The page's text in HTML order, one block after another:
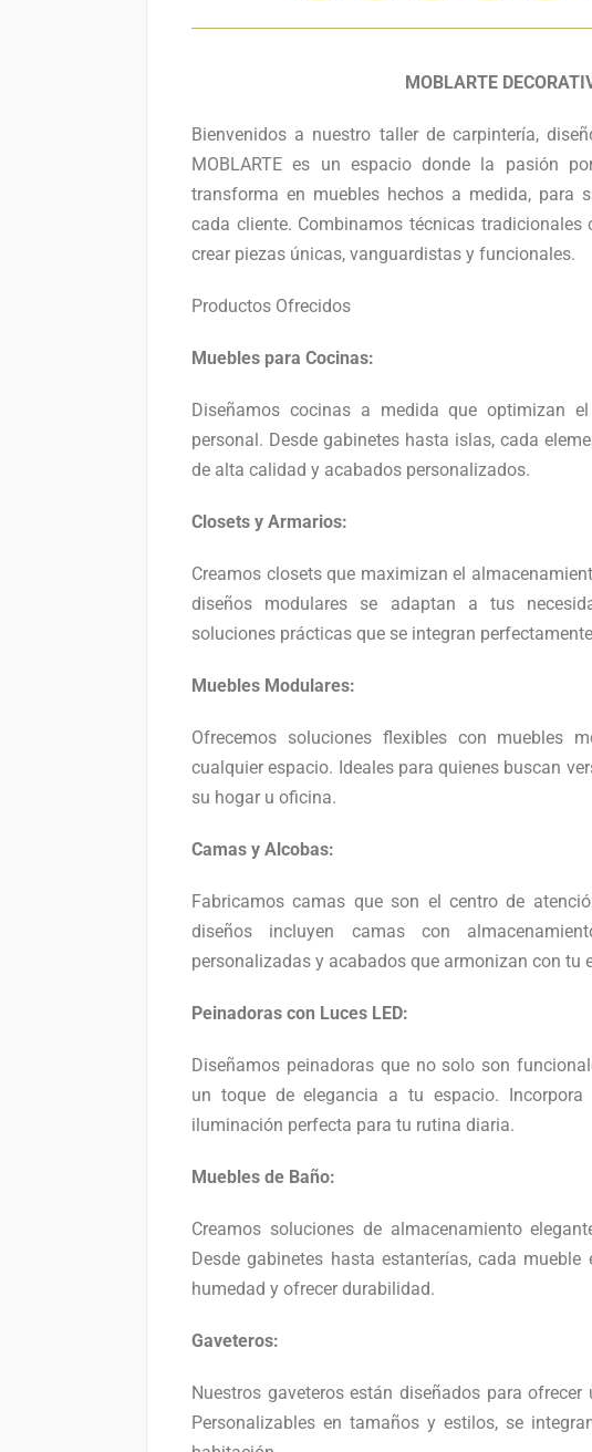
MOBLARTE
Bienvenidos a nuestro taller de carpintería,
MOBLARTE es un espacio donde la pasión
transforma en muebles hechos a medida, para
cada cliente. Combinamos técnicas tradicionales
crear piezas únicas, vanguardistas y funcionales.
Productos Ofrecidos
Muebles para Cocinas:
Diseñamos cocinas a medida que optimizan
personal. Desde gabinetes hasta islas, cada
de alta calidad y acabados personalizados.
Closets y Armarios:
Creamos closets que maximizan el
diseños modulares se adaptan a tus
soluciones prácticas que se integran
Muebles Modulares:
Ofrecemos soluciones flexibles con muebles
cualquier espacio. Ideales para quienes buscan
su hogar u oficina.
Camas y Alcobas:
Fabricamos camas que son el centro de
diseños incluyen camas con
personalizadas y acabados que armonizan con tu
Peinadoras con Luces LED:
Diseñamos peinadoras que no solo son
un toque de elegancia a tu espacio.
iluminación perfecta para tu rutina diaria.
Muebles de Baño:
Creamos soluciones de almacenamiento
Desde gabinetes hasta estanterías, cada
humedad y ofrecer durabilidad.
Gaveteros:
Nuestros gaveteros están diseñados para
Personalizables en tamaños y estilos, se